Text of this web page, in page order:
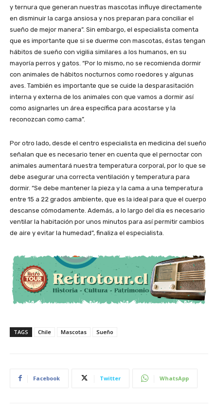
y ternura que generan nuestras mascotas influye directamente
en disminuir la carga ansiosa y nos preparan para conciliar el
sueño de mejor manera”. Sin embargo, el especialista comenta
que es importante que si se duerme con mascotas, éstas tengan
hábitos de sueño con vigilia similares a los humanos, en su
mayoría perros y gatos. “Por lo mismo, no se recomienda dormir
con animales de hábitos nocturnos como roedores y algunas
aves. También es importante que se cuide la desparasitación
interna y externa de los animales con que vamos a dormir así
como asignarles un área específica para acostarse y la
reconozcan como cama”.
Por otro lado, desde el centro especialista en medicina del sueño
señalan que es necesario tener en cuenta que el pernoctar con
animales aumentará nuestra temperatura corporal, por lo que se
debe asegurar una correcta ventilación y temperatura para
dormir. “Se debe mantener la pieza y la cama a una temperatura
entre 15 a 22 grados ambiente, que es la ideal para que el cuerpo
descanse cómodamente. Además, a lo largo del día es necesario
ventilar la habitación por unos minutos para así permitir cambios
de aire y evitar la humedad”, finaliza el especialista.
TAGS Chile Mascotas Sueño
Facebook Twitter WhatsApp